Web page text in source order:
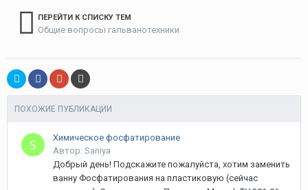
ПЕРЕЙТИ К СПИСКУ ТЕМ
Общие вопросы гальванотехники
ПОХОЖИЕ ПУБЛИКАЦИИ
Химическое фосфатирование
Автор: Saniya
Добрый день! Подскажите пожалуйста, хотим заменить
ванну Фосфатирования на пластиковую (сейчас